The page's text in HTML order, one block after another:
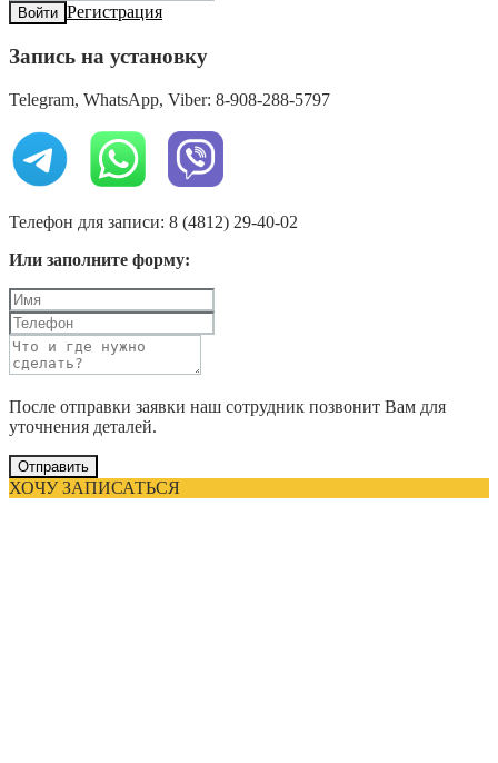
Войти Регистрация
Запись на установку
Telegram, WhatsApp, Viber: 8-908-288-5797
Телефон для записи: 8 (4812) 29-40-02
Или заполните форму:
После отправки заявки наш сотрудник позвонит Вам для
уточнения деталей.
Отправить
ХОЧУ ЗАПИСАТЬСЯ